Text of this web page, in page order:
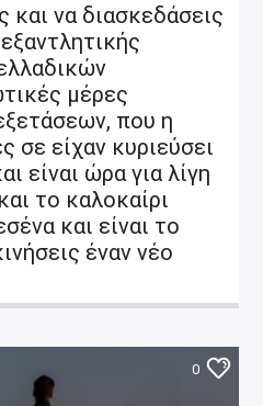
να διασκεδάσεις
μέρες
που η
σε είχαν κυριεύσει
είναι ώρα για λίγη
το καλοκαίρι
και είναι το
έναν νέο
0